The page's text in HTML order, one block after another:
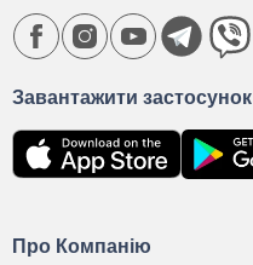
Про Компанію
Завантажити застосунок